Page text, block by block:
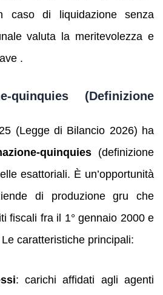
caso di liquidazione senza
valuta la meritevolezza e
.
(Definizione
(Legge di Bilancio 2026) ha
(definizione
esattoriali. È un’opportunità
di produzione gru che
fiscali fra il 1° gennaio 2000 e
caratteristiche principali:
: carichi affidati agli agenti